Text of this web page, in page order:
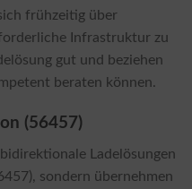
frühzeitig über
Infrastruktur zu
gut und beziehen
beraten können.
(56457)
Ladelösungen
sondern übernehmen